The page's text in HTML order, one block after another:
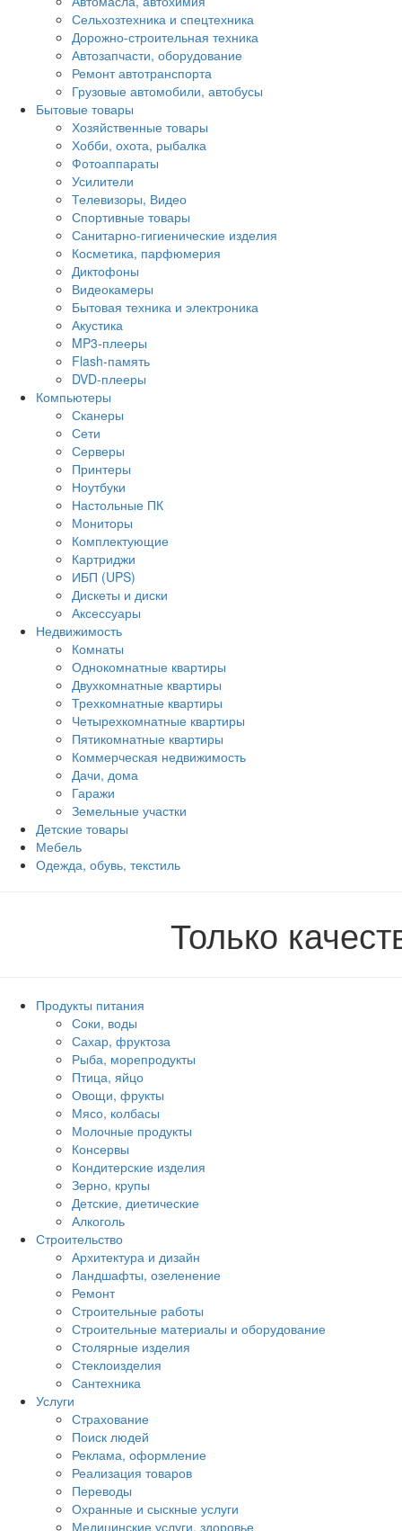
Сельхозтехника и спецтехника
Дорожно-строительная техника
Автозапчасти, оборудование
Ремонт автотранспорта
Грузовые автомобили, автобусы
Бытовые товары
Хозяйственные товары
Хобби, охота, рыбалка
Фотоаппараты
Усилители
Телевизоры, Видео
Спортивные товары
Санитарно-гигиенические изделия
Косметика, парфюмерия
Диктофоны
Видеокамеры
Бытовая техника и электроника
Акустика
MP3-плееры
Flash-память
DVD-плееры
Компьютеры
Сканеры
Сети
Серверы
Принтеры
Ноутбуки
Настольные ПК
Мониторы
Комплектующие
Картриджи
ИБП (UPS)
Дискеты и диски
Аксессуары
Недвижимость
Комнаты
Однокомнатные квартиры
Двухкомнатные квартиры
Трехкомнатные квартиры
Четырехкомнатные квартиры
Пятикомнатные квартиры
Коммерческая недвижимость
Дачи, дома
Гаражи
Земельные участки
Детские товары
Мебель
Одежда, обувь, текстиль
Только
Продукты питания
Соки, воды
Сахар, фруктоза
Рыба, морепродукты
Птица, яйцо
Овощи, фрукты
Мясо, колбасы
Молочные продукты
Консервы
Кондитерские изделия
Зерно, крупы
Детские, диетические
Алкоголь
Строительство
Архитектура и дизайн
Ландшафты, озеленение
Ремонт
Строительные работы
Строительные материалы и оборудование
Столярные изделия
Стеклоизделия
Сантехника
Услуги
Страхование
Поиск людей
Реклама, оформление
Реализация товаров
Переводы
Охранные и сыскные услуги
Медицинские услуги, здоровье